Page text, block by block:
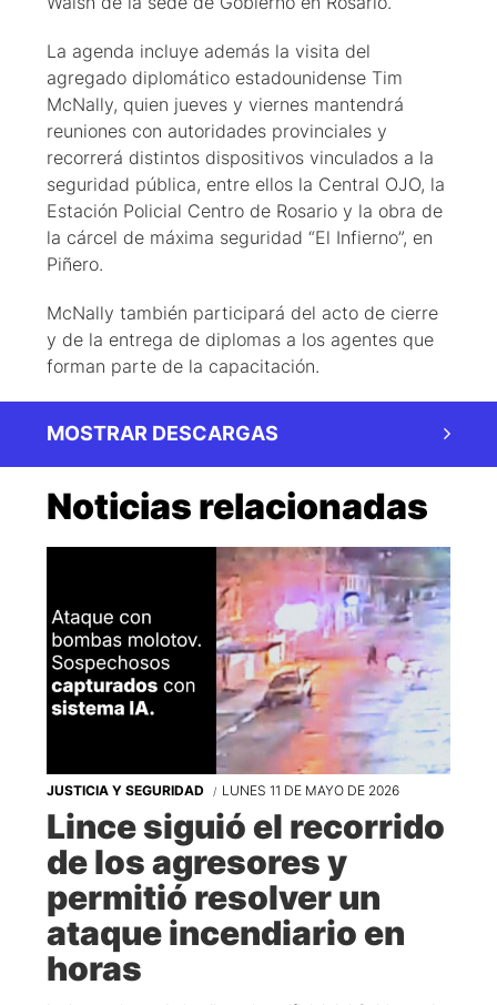
La agenda incluye además la visita del
agregado diplomático estadounidense Tim
McNally, quien jueves y viernes mantendrá
reuniones con autoridades provinciales y
recorrerá distintos dispositivos vinculados a la
seguridad pública, entre ellos la Central OJO, la
Estación Policial Centro de Rosario y la obra de
la cárcel de máxima seguridad “El Infierno”, en
Piñero.
McNally también participará del acto de cierre
y de la entrega de diplomas a los agentes que
forman parte de la capacitación.
MOSTRAR DESCARGAS
Noticias relacionadas
JUSTICIA Y SEGURIDAD LUNES 11 DE MAYO DE 2026
Lince siguió el recorrido
de los agresores y
permitió resolver un
ataque incendiario en
horas